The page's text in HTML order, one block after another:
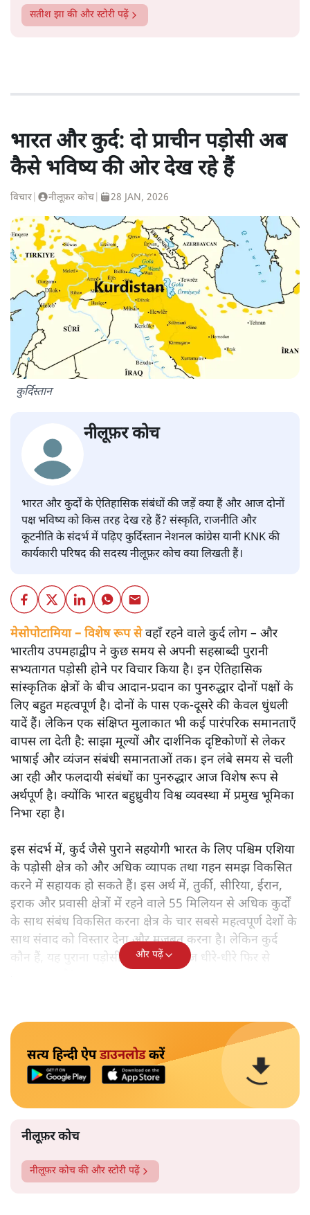
सतीश झा की और स्टोरी पढ़ें
भारत और कुर्द: दो प्राचीन पड़ोसी अब
कैसे भविष्य की ओर देख रहे हैं
विचार नीलूफ़र कोच 28 JAN, 2026
कुर्दिस्तान
नीलूफ़र कोच
भारत और कुर्दों के ऐतिहासिक संबंधों की जड़ें क्या हैं और आज दोनों
पक्ष भविष्य को किस तरह देख रहे हैं? संस्कृति, राजनीति और
कूटनीति के संदर्भ में पढ़िए कुर्दिस्तान नेशनल कांग्रेस यानी KNK की
कार्यकारी परिषद की सदस्य नीलूफ़र कोच क्या लिखती हैं।
मेसोपोटामिया – विशेष रूप सेवहाँ रहने वाले कुर्द लोग – और
भारतीय उपमहाद्वीप ने कुछ समय से अपनी सहस्राब्दी पुरानी
सभ्यतागत पड़ोसी होने पर विचार किया है। इन ऐतिहासिक
सांस्कृतिक क्षेत्रों के बीच आदान-प्रदान का पुनरुद्धार दोनों पक्षों के
लिए बहुत महत्वपूर्ण है। दोनों के पास एक-दूसरे की केवल धुंधली
यादें हैं। लेकिन एक संक्षिप्त मुलाकात भी कई पारंपरिक समानताएँ
वापस ला देती है: साझा मूल्यों और दार्शनिक दृष्टिकोणों से लेकर
भाषाई और व्यंजन संबंधी समानताओं तक। इन लंबे समय से चली
आ रही और फलदायी संबंधों का पुनरुद्धार आज विशेष रूप से
अर्थपूर्ण है। क्योंकि भारत बहुध्रुवीय विश्व व्यवस्था में प्रमुख भूमिका
निभा रहा है।
इस संदर्भ में, कुर्द जैसे पुराने सहयोगी भारत के लिए पश्चिम एशिया
के पड़ोसी क्षेत्र को और अधिक व्यापक तथा गहन समझ विकसित
करने में सहायक हो सकते हैं। इस अर्थ में, तुर्की, सीरिया, ईरान,
इराक और प्रवासी क्षेत्रों में रहने वाले 55 मिलियन से अधिक कुर्दों
के साथ संबंध विकसित करना क्षेत्र के चार सबसे महत्वपूर्ण देशों के
साथ संवाद को विस्तार देना और मजबूत करना है। लेकिन कुर्द
कौन हैं, यह पुराना पड़ोसी जिसे भारत आज धीरे-धीरे फिर से
और पढ़ें
सत्य हिन्दी ऐपडाउनलोडकरें
नीलूफ़र कोच
नीलूफ़र कोच की और स्टोरी पढ़ें